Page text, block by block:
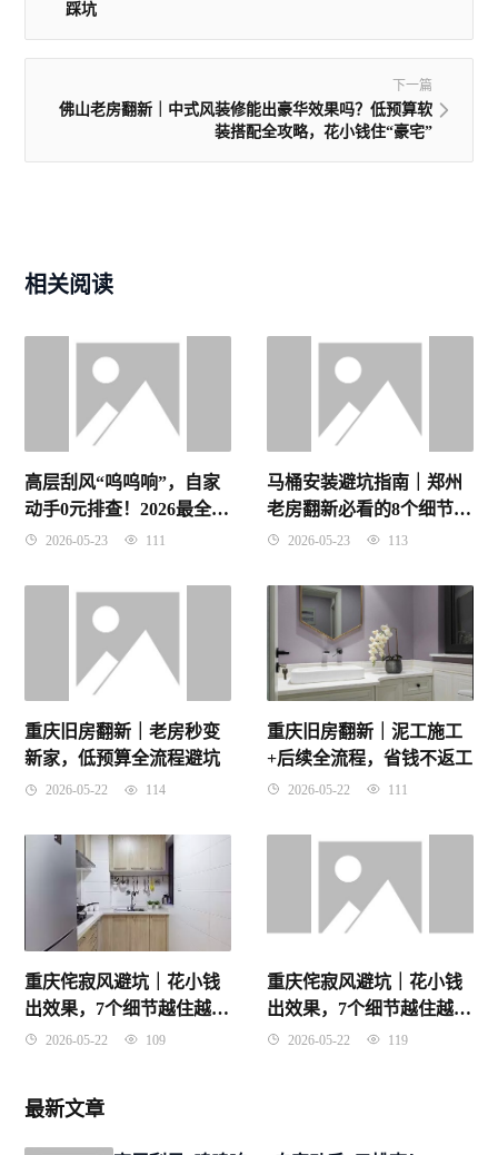
踩坑
下一篇
佛山老房翻新｜中式风装修能出豪华效果吗？低预算软
装搭配全攻略，花小钱住“豪宅”
相关阅读
高层刮风“呜呜响”，自家
动手0元排查！2026最全高
层窗户安全自查与维修指
2026-05-23 111
马桶安装避坑指南｜郑州
老房翻新必看的8个细节，
漏水返味全避开
2026-05-23 113
重庆旧房翻新｜老房秒变
新家，低预算全流程避坑
2026-05-22 114
重庆旧房翻新｜泥工施工
+后续全流程，省钱不返工
2026-05-22 111
重庆侘寂风避坑｜花小钱
出效果，7个细节越住越有
韵味2026-05-22 109
重庆侘寂风避坑｜花小钱
出效果，7个细节越住越有
禅意2026-05-22 119
最新文章